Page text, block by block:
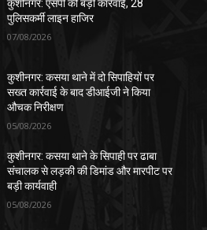
कुशीनगर: एसपी की बड़ी कार्रवाई, 28
पुलिसकर्मी लाइन हाजिर
07/08/2026
कुशीनगर: कसया थाने में दो सिपाहियों पर
सख्त कार्रवाई के बाद डीआईजी ने किया
औचक निरीक्षण
05/08/2026
कुशीनगर: कसया थाने के सिपाही पर ढाबा
संचालक से लड़की की डिमांड और मारपीट पर
बड़ी कार्यवाही
05/08/2026